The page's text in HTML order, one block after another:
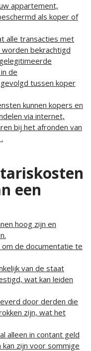
appartement,
als koper of
alle transacties met
bekrachtigd
de
tussen koper
kunnen kopers en
via internet,
bij het afronden van
een
hoog zijn en
de documentatie te
van de staat
wat kan leiden
door derden die
zijn, wat het
alleen in contant geld
zijn voor sommige